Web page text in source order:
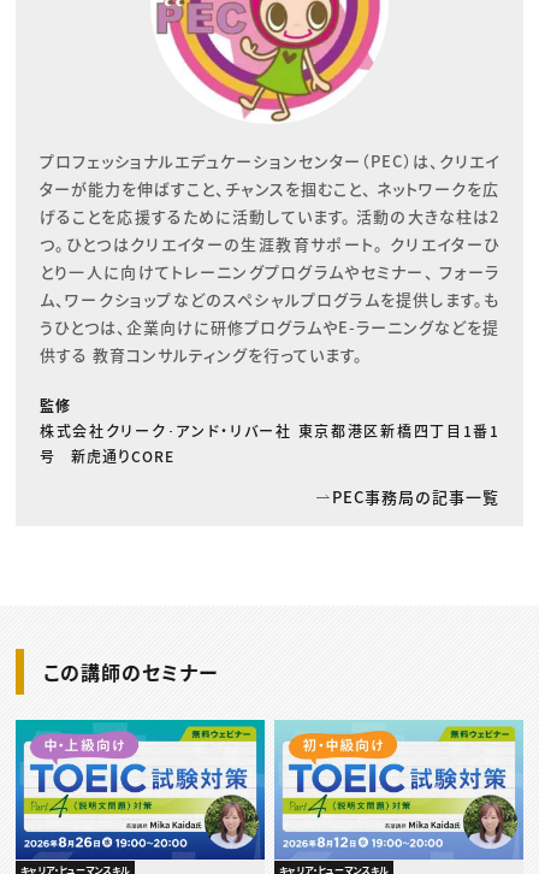
プロフェッショナルエデュケーションセンター（PEC）は、クリエイ
ターが能力を伸ばすこと、チャンスを掴むこと、 ネットワークを広
げることを応援するために活動しています。 活動の大きな柱は2
つ。ひとつはクリエイターの生涯教育サポート。 クリエイターひ
とり一人に向けてトレーニングプログラムやセミナー、 フォーラ
ム、ワークショップなどのスペシャルプログラムを提供します。も
うひとつは、企業向けに研修プログラムやE-ラーニングなどを提
供する 教育コンサルティングを行っています。
監修
株式会社クリーク･アンド・リバー社 東京都港区新橋四丁目1番1
号 新虎通りCORE
PEC事務局の記事一覧
この講師のセミナー
キャリア・ヒューマンスキル キャリア・ヒューマンスキル